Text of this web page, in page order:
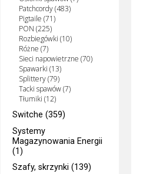
Patchcordy (483)
Pigtaile (71)
PON (225)
Rozbiegówki (10)
Różne (7)
Sieci napowietrzne (70)
Spawarki (13)
Splittery (79)
Tacki spawów (7)
Tłumiki (12)
Switche (359)
Systemy
Magazynowania Energii
(1)
Szafy, skrzynki (139)